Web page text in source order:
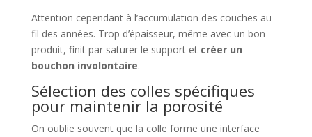
Attention cependant à l’accumulation des couches au
fil des années. Trop d’épaisseur, même avec un bon
produit, finit par saturer le support et créer un
bouchon involontaire.
Sélection des colles spécifiques
pour maintenir la porosité
On oublie souvent que la colle forme une interface